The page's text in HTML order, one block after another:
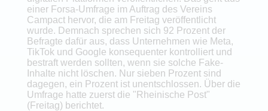
einer Forsa-Umfrage im Auftrag des Vereins
Campact hervor, die am Freitag veröffentlicht
wurde. Demnach sprechen sich 92 Prozent der
Befragte dafür aus, dass Unternehmen wie Meta,
TikTok und Google konsequenter kontrolliert und
bestraft werden sollten, wenn sie solche Fake-
Inhalte nicht löschen. Nur sieben Prozent sind
dagegen, ein Prozent ist unentschlossen. Über die
Umfrage hatte zuerst die "Rheinische Post"
(Freitag) berichtet.